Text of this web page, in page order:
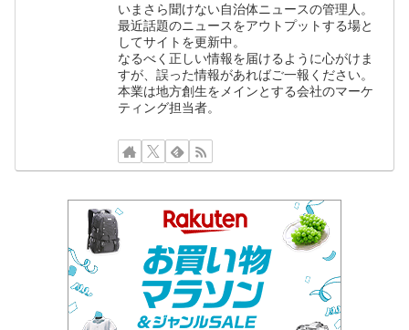
いまさら聞けない自治体ニュースの管理人。
最近話題のニュースをアウトプットする場と
してサイトを更新中。
なるべく正しい情報を届けるように心がけま
すが、誤った情報があればご一報ください。
本業は地方創生をメインとする会社のマーケ
ティング担当者。